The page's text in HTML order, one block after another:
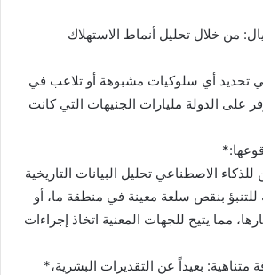
من خلال تحليل أنماط الاستهلاك
تحديد أي سلوكيات مشبوهة أو تلاعب في
على الدولة مليارات الجنيهات التي كانت
الاصطناعي تحليل البيانات التاريخية
للتنبؤ بنقص سلعة معينة في منطقة ما، أو
مما يتيح للجهات المعنية اتخاذ إجراءات
متناهية: بعيداً عن التقديرات البشرية،*